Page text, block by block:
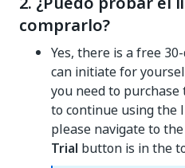
comprarlo?
Yes, there is a free
can initiate for
you need to
to continue using the
please navigate to
Trial button is in the